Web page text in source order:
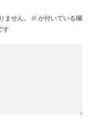
せん。 ※ が付いている欄
す